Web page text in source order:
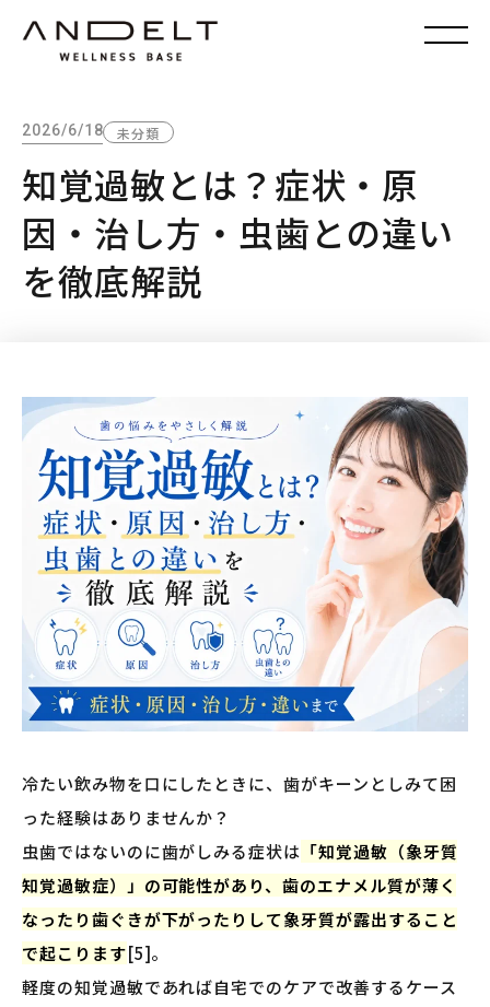
2026/6/18 未分類
知覚過敏とは？症状・原
因・治し方・虫歯との違い
を徹底解説
冷たい飲み物を口にしたときに、歯がキーンとしみて困
った経験はありませんか？
虫歯ではないのに歯がしみる症状は 「知覚過敏（象牙質
知覚過敏症）」の可能性があり、歯のエナメル質が薄く
なったり歯ぐきが下がったりして象牙質が露出すること
で起こります[5]。
軽度の知覚過敏であれば自宅でのケアで改善するケース